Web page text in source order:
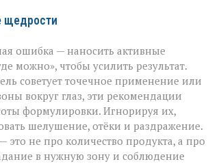
щедрости
ошибка — наносить активные
можно», чтобы усилить результат.
советует точечное применение или
вокруг глаз, эти рекомендации
формулировки. Игнорируя их,
шелушение, отёки и раздражение.
это не про количество продукта, а про
в нужную зону и соблюдение